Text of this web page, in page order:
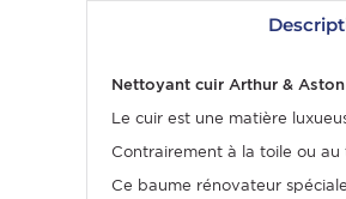
Nettoyant cuir Arthur &
Le cuir est une matière
Contrairement à la toile ou
Ce baume rénovateur